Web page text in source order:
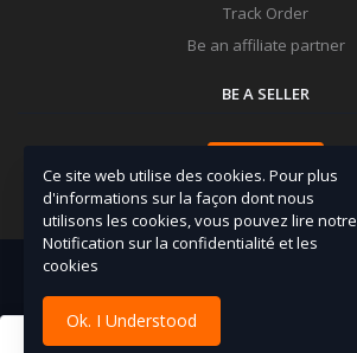
Track Order
Be an affiliate partner
BE A SELLER
Ce site web utilise des cookies. Pour plus
d'informations sur la façon dont nous
utilisons les cookies, vous pouvez lire notre
Notification sur la confidentialité et les
cookies
Ok. I Understood